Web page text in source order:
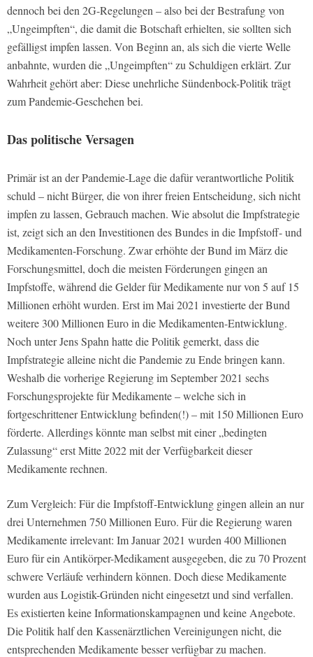
dennoch bei den 2G-Regelungen – also bei der Bestrafung von
„Ungeimpften“, die damit die Botschaft erhielten, sie sollten sich
gefälligst impfen lassen. Von Beginn an, als sich die vierte Welle
anbahnte, wurden die „Ungeimpften“ zu Schuldigen erklärt. Zur
Wahrheit gehört aber: Diese unehrliche Sündenbock-Politik trägt
zum Pandemie-Geschehen bei.
Das politische Versagen
Primär ist an der Pandemie-Lage die dafür verantwortliche Politik
schuld – nicht Bürger, die von ihrer freien Entscheidung, sich nicht
impfen zu lassen, Gebrauch machen. Wie absolut die Impfstrategie
ist, zeigt sich an den Investitionen des Bundes in die Impfstoff- und
Medikamenten-Forschung. Zwar erhöhte der Bund im März die
Forschungsmittel, doch die meisten Förderungen gingen an
Impfstoffe, während die Gelder für Medikamente nur von 5 auf 15
Millionen erhöht wurden. Erst im Mai 2021 investierte der Bund
weitere 300 Millionen Euro in die Medikamenten-Entwicklung.
Noch unter Jens Spahn hatte die Politik gemerkt, dass die
Impfstrategie alleine nicht die Pandemie zu Ende bringen kann.
Weshalb die vorherige Regierung im September 2021 sechs
Forschungsprojekte für Medikamente – welche sich in
fortgeschrittener Entwicklung befinden(!) – mit 150 Millionen Euro
förderte. Allerdings könnte man selbst mit einer „bedingten
Zulassung“ erst Mitte 2022 mit der Verfügbarkeit dieser
Medikamente rechnen.
Zum Vergleich: Für die Impfstoff-Entwicklung gingen allein an nur
drei Unternehmen 750 Millionen Euro. Für die Regierung waren
Medikamente irrelevant: Im Januar 2021 wurden 400 Millionen
Euro für ein Antikörper-Medikament ausgegeben, die zu 70 Prozent
schwere Verläufe verhindern können. Doch diese Medikamente
wurden aus Logistik-Gründen nicht eingesetzt und sind verfallen.
Es existierten keine Informationskampagnen und keine Angebote.
Die Politik half den Kassenärztlichen Vereinigungen nicht, die
entsprechenden Medikamente besser verfügbar zu machen.